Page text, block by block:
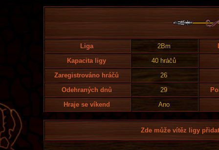
Liga 2Bm
Kapacita ligy
40 hráčů
Zaregistrováno hráčů
26
Odehraných dnů
29
Hraje se víkend
Ano
Zde může vítěz ligy